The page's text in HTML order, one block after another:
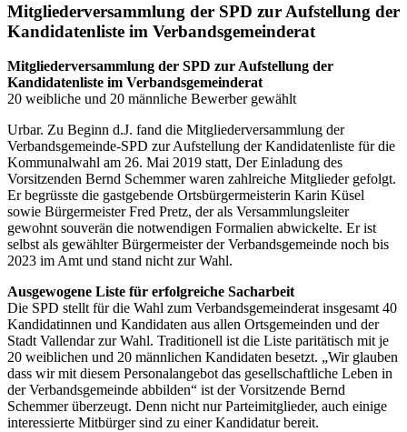
Mitgliederversammlung der SPD zur Aufstellung der
Kandidatenliste im Verbandsgemeinderat
Mitgliederversammlung der SPD zur Aufstellung der
Kandidatenliste im Verbandsgemeinderat
20 weibliche und 20 männliche Bewerber gewählt
Urbar. Zu Beginn d.J. fand die Mitgliederversammlung der
Verbandsgemeinde-SPD zur Aufstellung der Kandidatenliste für die
Kommunalwahl am 26. Mai 2019 statt, Der Einladung des
Vorsitzenden Bernd Schemmer waren zahlreiche Mitglieder gefolgt.
Er begrüsste die gastgebende Ortsbürgermeisterin Karin Küsel
sowie Bürgermeister Fred Pretz, der als Versammlungsleiter
gewohnt souverän die notwendigen Formalien abwickelte. Er ist
selbst als gewählter Bürgermeister der Verbandsgemeinde noch bis
2023 im Amt und stand nicht zur Wahl.
Ausgewogene Liste für erfolgreiche Sacharbeit
Die SPD stellt für die Wahl zum Verbandsgemeinderat insgesamt 40
Kandidatinnen und Kandidaten aus allen Ortsgemeinden und der
Stadt Vallendar zur Wahl. Traditionell ist die Liste paritätisch mit je
20 weiblichen und 20 männlichen Kandidaten besetzt. „Wir glauben
dass wir mit diesem Personalangebot das gesellschaftliche Leben in
der Verbandsgemeinde abbilden“ ist der Vorsitzende Bernd
Schemmer überzeugt. Denn nicht nur Parteimitglieder, auch einige
interessierte Mitbürger sind zu einer Kandidatur bereit.